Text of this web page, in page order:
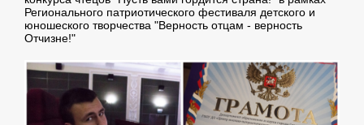
Регионального патриотического фестиваля детского и
юношеского творчества "Верность отцам - верность
Отчизне!"